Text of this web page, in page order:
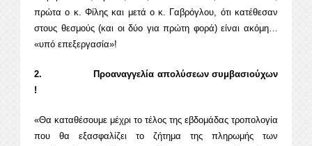
πρώτα ο κ. Φίλης και μετά ο κ. Γαβρόγλου, ότι κατέθεσαν
στους θεσμούς (και οι δύο για πρώτη φορά) είναι ακόμη…
«υπό επεξεργασία»!
2. Προαναγγελία απολύσεων συμβασιούχων
!
«Θα καταθέσουμε μέχρι το τέλος της εβδομάδας τροπολογία
που θα εξασφαλίζει το ζήτημα της πληρωμής των